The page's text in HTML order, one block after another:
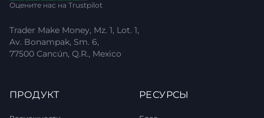
Оцените нас на Trustpilot
Trader Make Money, Mz. 1, Lot. 1,
Av. Bonampak, Sm. 6,
77500 Cancún, Q.R., Mexico
ПРОДУКТ РЕСУРСЫ